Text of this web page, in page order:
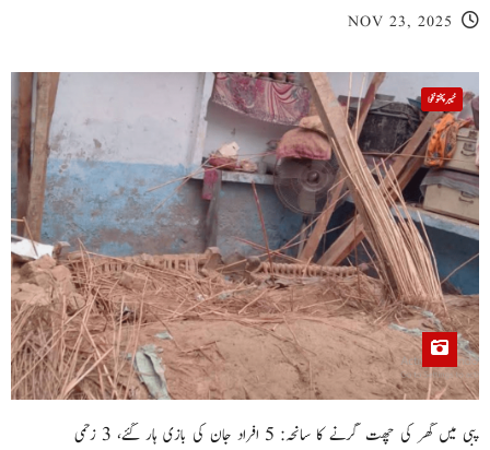
NOV 23, 2025
خیبر پختونخوا
پبی میں گھر کی چھت گرنے کا سانحہ: 5 افراد جان کی بازی ہار گئے، 3 زخمی